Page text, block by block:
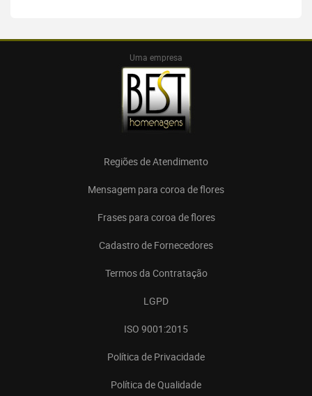
Uma empresa
Regiões de Atendimento
Mensagem para coroa de flores
Frases para coroa de flores
Cadastro de Fornecedores
Termos da Contratação
LGPD
ISO 9001:2015
Política de Privacidade
Política de Qualidade